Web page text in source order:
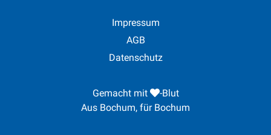
Impressum
AGB
Datenschutz
Gemacht mit
-Blut
Aus Bochum, für Bochum